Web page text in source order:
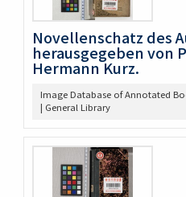
Novellenschatz des
herausgegeben von
Hermann Kurz.
Image Database of Annotated
| General Library